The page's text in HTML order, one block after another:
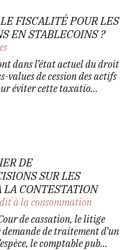
FISCALITÉ POUR LES
EN STABLECOINS ?
dans l’état actuel du droit
values de cession des actifs
éviter cette taxatio...
DE
SUR LES
LA CONTESTATION
à la consommation
de cassation, le litige
de traitement d’un
le comptable pub...